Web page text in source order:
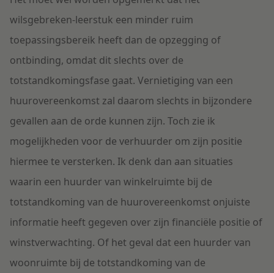
wilsgebreken-leerstuk een minder ruim
toepassingsbereik heeft dan de opzegging of
ontbinding, omdat dit slechts over de
totstandkomingsfase gaat. Vernietiging van een
huurovereenkomst zal daarom slechts in bijzondere
gevallen aan de orde kunnen zijn. Toch zie ik
mogelijkheden voor de verhuurder om zijn positie
hiermee te versterken. Ik denk dan aan situaties
waarin een huurder van winkelruimte bij de
totstandkoming van de huurovereenkomst onjuiste
informatie heeft gegeven over zijn financiële positie of
winstverwachting. Of het geval dat een huurder van
woonruimte bij de totstandkoming van de